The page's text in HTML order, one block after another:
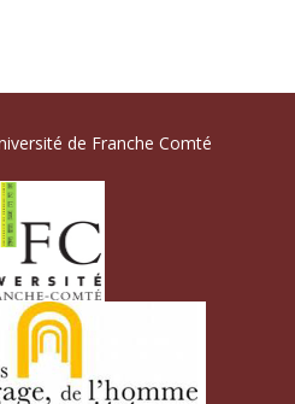
de Franche Comté